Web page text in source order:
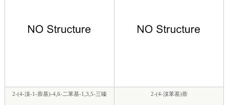
2-(4-溴-1-萘基)-4,6-二苯基-1,3,5-三嗪 2-(4-溴苯基)萘